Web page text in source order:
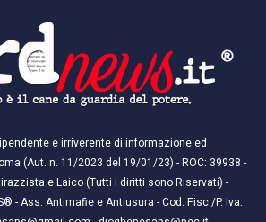
e irriverente di informazione ed
(Aut. n. 11/2023 del 19/01/23) - ROC: 39938 -
e Laico (Tutti i diritti sono Riservati) -
- Ass. Antimafie e Antiusura - Cod. Fisc./P. Iva: